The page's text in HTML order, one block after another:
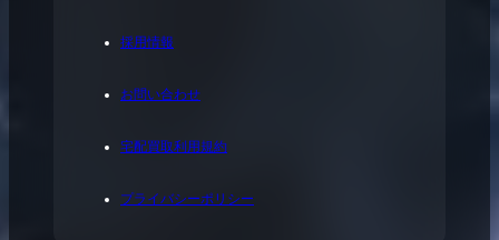
採用情報
お問い合わせ
宅配買取利用規約
プライバシーポリシー